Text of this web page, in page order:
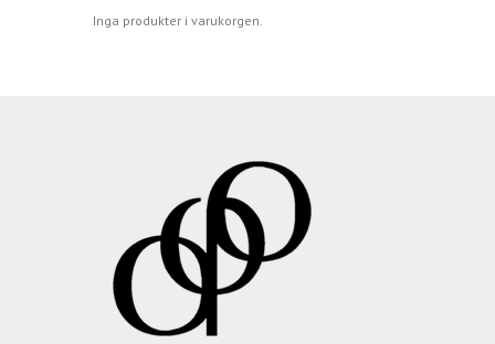
Inga produkter i varukorgen.